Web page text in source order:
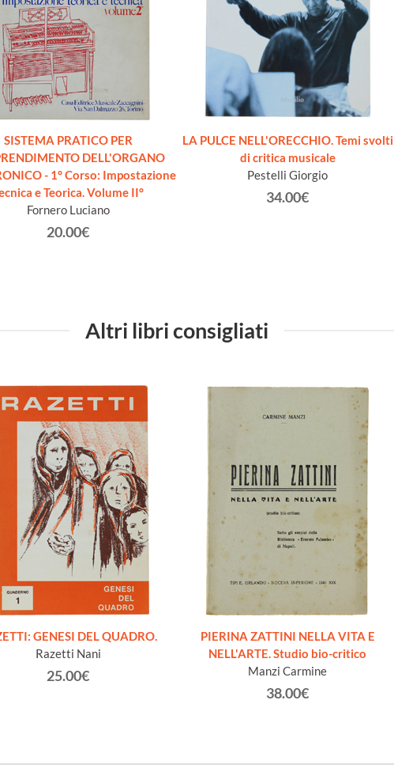
SISTEMA PRATICO PER
DELL'ORGANO
- 1° Corso: Impostazione
e Teorica. Volume II°
Fornero Luciano
20.00€
LA PULCE NELL'ORECCHIO. Temi svolti
di critica musicale
Pestelli Giorgio
34.00€
Altri libri consigliati
GENESI DEL QUADRO.
Razetti Nani
25.00€
PIERINA ZATTINI NELLA VITA E
NELL'ARTE. Studio bio-critico
Manzi Carmine
38.00€